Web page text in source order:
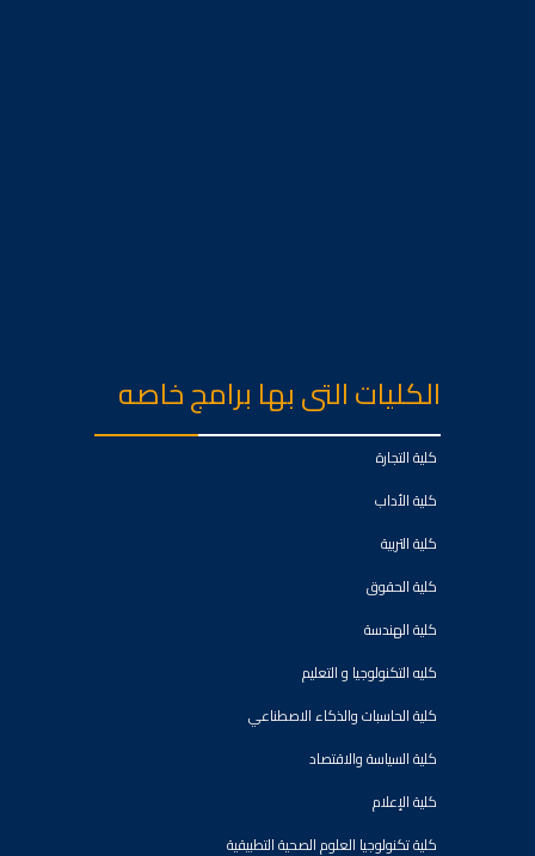
الكليات التى بها برامج خاصه
كلية التجارة
كلية الأداب
كلية التربية
كلية الحقوق
كلية الهندسة
كليه التكنولوجيا و التعليم
كلية الحاسبات والذكاء الاصطناعي
كلية السياسة والاقتصاد
كلية الإعلام
كلية تكنولوجيا العلوم الصحية التطبيقية